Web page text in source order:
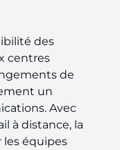
des
centres
de
un
Avec
à distance, la
les équipes